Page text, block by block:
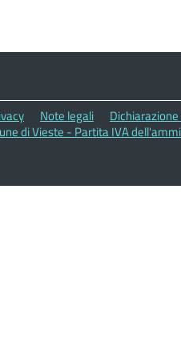
Note legali
di Vieste - Partita IVA